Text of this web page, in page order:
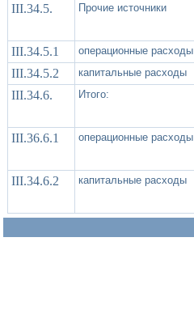
III.34.5. Прочие источники
III.34.5.1 операционные расходы
III.34.5.2 капитальные расходы
III.34.6. Итого:
III.36.6.1 операционные расходы
III.34.6.2 капитальные расходы